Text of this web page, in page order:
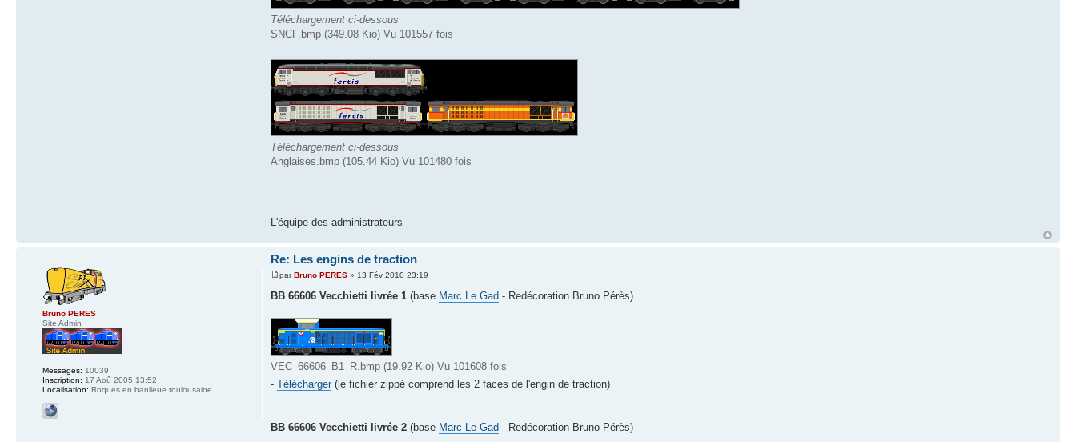
Téléchargement ci-dessous
SNCF.bmp (349.08 Kio) Vu 101557 fois
Téléchargement ci-dessous
Anglaises.bmp (105.44 Kio) Vu 101480 fois
L'équipe des administrateurs
Re: Les engins de traction
parBruno PERES » 13 Fév 2010 23:19
BB 66606 Vecchietti livrée 1 (base Marc Le Gad - Redécoration Bruno Pérès)
VEC_66606_B1_R.bmp (19.92 Kio) Vu 101608 fois
-Télécharger (le fichier zippé comprend les 2 faces de l'engin de traction)
BB 66606 Vecchietti livrée 2 (base Marc Le Gad - Redécoration Bruno Pérès)
Bruno PERES
Site Admin
Messages: 10039
Inscription: 17 Aoû 2005 13:52
Localisation: Roques en banlieue toulousaine